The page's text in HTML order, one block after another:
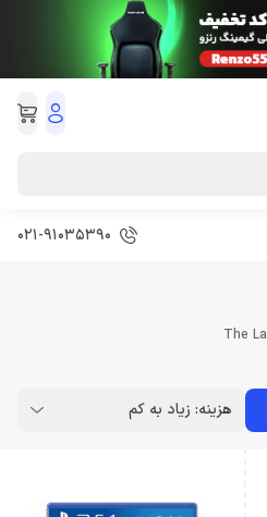
021-91035390
The
هزینه: زیاد به کم